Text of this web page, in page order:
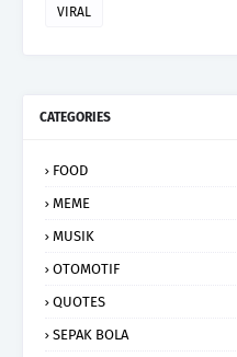
VIRAL
CATEGORIES
FOOD
MEME
MUSIK
OTOMOTIF
QUOTES
SEPAK BOLA